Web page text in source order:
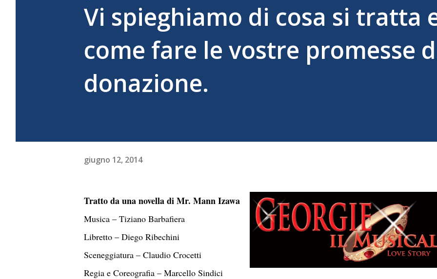
Vi spieghiamo di cosa si tratta
come fare le vostre promesse
donazione.
giugno 12, 2014
Tratto da una novella di Mr. Mann Izawa
Musica – Tiziano Barbafiera
Libretto – Diego Ribechini
Sceneggiatura – Claudio Crocetti
Regia e Coreografia – Marcello Sindici